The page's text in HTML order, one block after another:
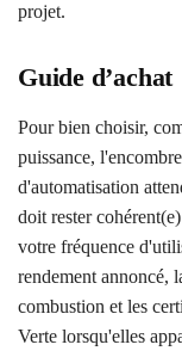
projet.
Guide d’achat
Pour bien choisir,
puissance,
d'automatisation
doit rester
votre fréquence
rendement annoncé,
combustion et les
Verte lorsqu'elles